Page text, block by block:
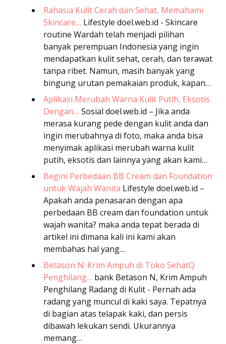
Rahasia Kulit Cerah dan Sehat, Memahami
Skincare… Lifestyle doel.web.id - Skincare
routine Wardah telah menjadi pilihan
banyak perempuan Indonesia yang ingin
mendapatkan kulit sehat, cerah, dan terawat
tanpa ribet. Namun, masih banyak yang
bingung urutan pemakaian produk, kapan…
Aplikasi Merubah Warna Kulit Putih, Eksotis
Dengan… Sosial doel.web.id – Jika anda
merasa kurang pede dengan kulit anda dan
ingin merubahnya di foto, maka anda bisa
menyimak aplikasi merubah warna kulit
putih, eksotis dan lainnya yang akan kami…
Begini Perbedaan BB Cream dan Foundation
untuk Wajah Wanita Lifestyle doel.web.id –
Apakah anda penasaran dengan apa
perbedaan BB cream dan foundation untuk
wajah wanita? maka anda tepat berada di
artikel ini dimana kali ini kami akan
membahas hal yang…
Betason N: Krim Ampuh di Toko SehatQ
Penghilang… bank Betason N, Krim Ampuh
Penghilang Radang di Kulit - Pernah ada
radang yang muncul di kaki saya. Tepatnya
di bagian atas telapak kaki, dan persis
dibawah lekukan sendi. Ukurannya
memang…